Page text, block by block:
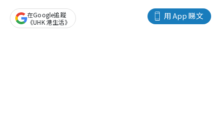
用 App 睇文
在Google追蹤
《UHK 港生活》